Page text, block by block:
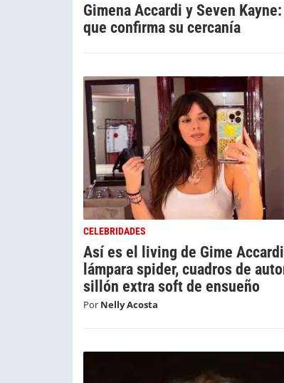
Gimena Accardi y Seven
que confirma su cercanía
CELEBRIDADES
Así es el living de Gime
lámpara spider, cuadros de
sillón extra soft de ensueño
Por Nelly Acosta